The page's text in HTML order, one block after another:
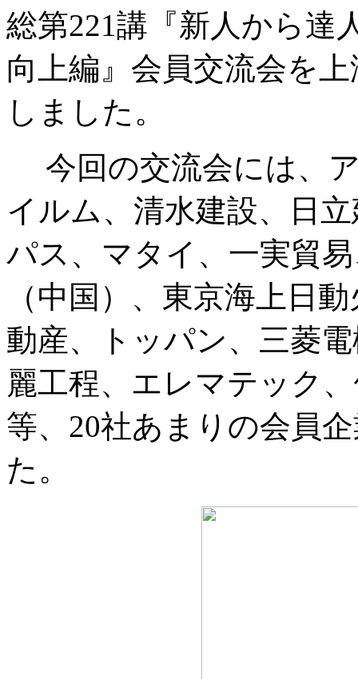
総第221講『新人から達
向上編』会員交流会を
しました。
今回の交流会には、
イルム、清水建設、日
パス、マタイ、一実貿
（中国）、東京海上日
動産、トッパン、三菱
麗工程、エレマテック
等、20社あまりの会員
た。